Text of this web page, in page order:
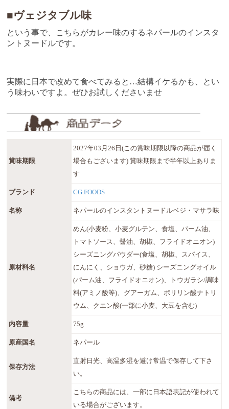
■ヴェジタブル味
という事で、こちらがカレー味のするネパールのインスタ
ントヌードルです。
実際に日本で改めて食べてみると…結構イケるかも、とい
う味わいですよ。ぜひお試しくださいませ
賞味期限
2027年03月26日(この賞味期限以降の商品が届く
場合もございます) 賞味期限まで半年以上ありま
す
ブランド CG FOODS
名称 ネパールのインスタントヌードルベジ・マサラ味
原材料名
めん(小麦粉、小麦グルテン、食塩、パーム油、
トマトソース、醤油、胡椒、フライドオニオン)
シーズニングパウダー(食塩、胡椒、スパイス、
にんにく、ショウガ、砂糖) シーズニングオイル
(パーム油、フライドオニオン)、トウガラシ/調味
料(アミノ酸等)、グアーガム、ポリリン酸ナトリ
ウム、クエン酸(一部に小麦、大豆を含む)
内容量 75g
原産国名 ネパール
保存方法
直射日光、高温多湿を避け常温で保存して下さ
い。
備考
こちらの商品には、一部に日本語表記が使われて
いる場合がございます。